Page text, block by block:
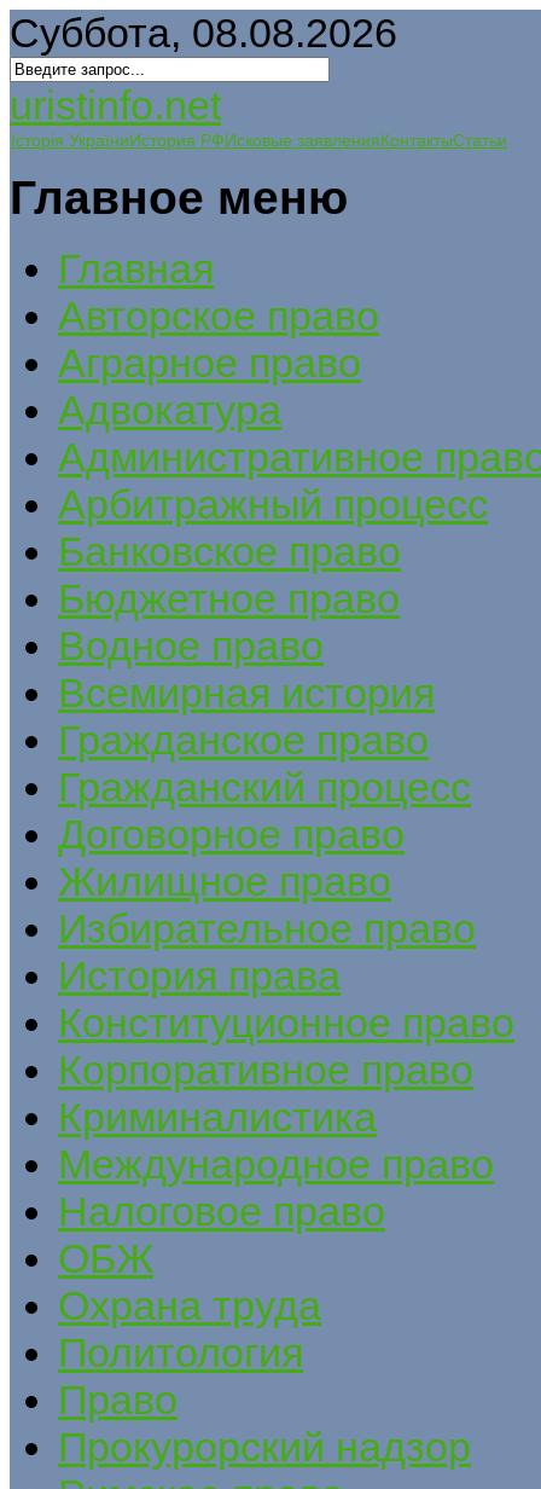
Суббота, 08.08.2026
uristinfo.net
Історія УкраїниИстория РФИсковые заявленияКонтактыСтатьи
Главное меню
Главная
Авторское право
Аграрное право
Адвокатура
Административное
Арбитражный процесс
Банковское право
Бюджетное право
Водное право
Всемирная история
Гражданское право
Гражданский процесс
Договорное право
Жилищное право
Избирательное право
История права
Конституционное право
Корпоративное право
Криминалистика
Международное право
Налоговое право
ОБЖ
Охрана труда
Политология
Право
Прокурорский надзор